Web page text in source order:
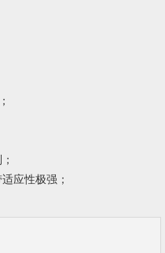
应性极强；